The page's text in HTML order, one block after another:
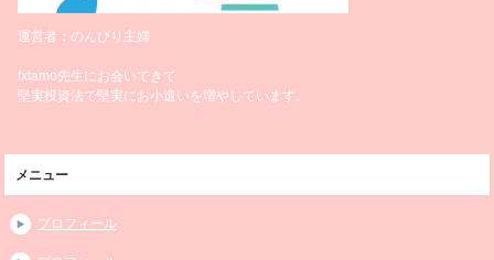
運営者：のんびり主婦
fxtamo先生にお会いできて
堅実投資法で堅実にお小遣いを増やしています。
メニュー
プロフィール